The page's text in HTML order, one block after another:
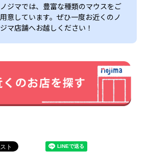
ノジマでは、豊富な種類のマウスをご
用意しています。ぜひ一度お近くのノ
ジマ店舗へお越しください！